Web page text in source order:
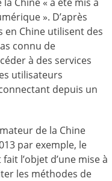
». D’après
en Chine utilisent des
connu de
à des services
utilisateurs
depuis un
de la Chine
par exemple, le
l’objet d’une mise à
les méthodes de